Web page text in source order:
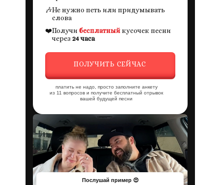
Послушай пример 😍
🎶Не нужно петь или придумывать
слова
❤️Получи бесплатныйкусочек песни
через 24 часа
ПОЛУЧИТЬ СЕЙЧАС
платить не надо, просто заполните анкету
из 11 вопросов и получите бесплатный отрывок
вашей будущей песни